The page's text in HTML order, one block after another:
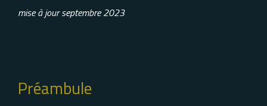
mise à jour septembre 2023
Préambule